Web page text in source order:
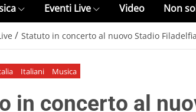
Eventi Live Video Non
/ Statuto in concerto al nuovo Stadio
Italiani Musica
in concerto al